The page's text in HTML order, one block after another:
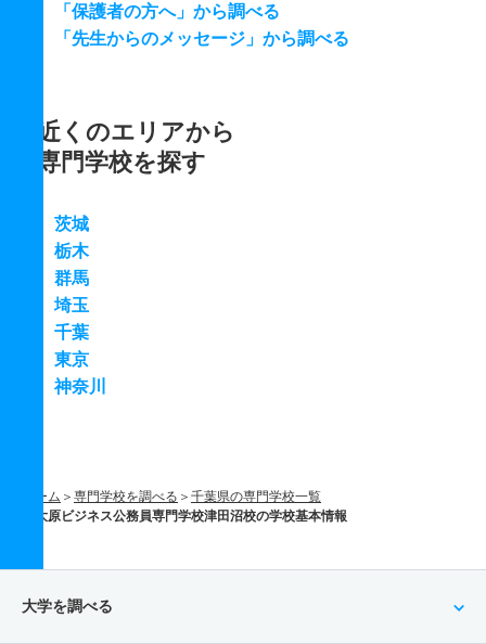
「保護者の方へ」から調べる
「先生からのメッセージ」から調べる
近くのエリアから
専門学校を探す
茨城
栃木
群馬
埼玉
千葉
東京
神奈川
ホーム 専門学校を調べる
千葉県の専門学校一覧
大原ビジネス公務員専門学校津田沼校の学校基本情報
大学を調べる